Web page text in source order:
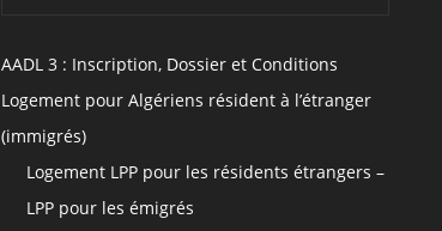
AADL 3 : Inscription, Dossier et Conditions
Logement pour Algériens résident à l’étranger
(immigrés)
Logement LPP pour les résidents étrangers –
LPP pour les émigrés